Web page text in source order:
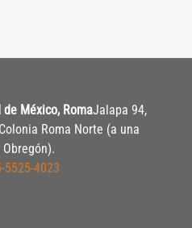
México, RomaJalapa 94,
Roma Norte (a una
5525-4023